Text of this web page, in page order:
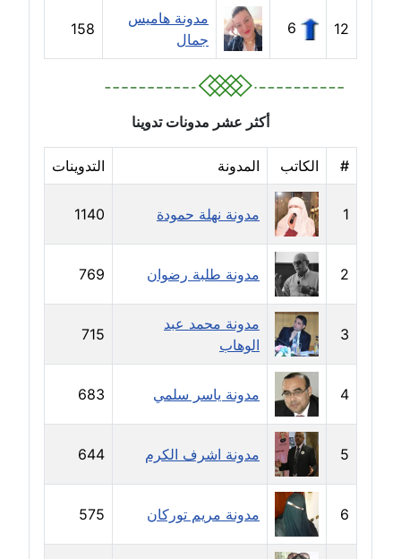
عاملة
مدونة علا ابو السعادات
مدونة علا الأزوك
مدونة علاء سرحان
عاملة
مدونة علي الصادق
عاملة
مدونة علي الفشني
عاملة
مدونة عماد مصباح
عاملة
مدونة عمرو عاطف
عاملة
مدونة غادة زهران
عاملة
12
6
مدونة هاميس
جمال
158
أكثر عشر مدونات تدوينا
# الكاتب المدونة التدوينات
1 مدونة نهلة حمودة 1140
2 مدونة طلبة رضوان 769
3
مدونة محمد عبد
الوهاب
715
4 مدونة ياسر سلمي 683
5 مدونة اشرف الكرم 644
6 مدونة مريم توركان 575